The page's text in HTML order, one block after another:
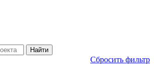
Сбросить фильтр